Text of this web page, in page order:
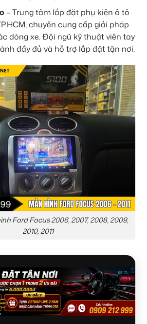
– Trung tâm lắp đặt phụ kiện ô tô
chuyên cung cấp giải pháp
dòng xe. Đội ngũ kỹ thuật viên tay
đầy đủ và hỗ trợ lắp đặt tận nơi.
Ford Focus 2006, 2007, 2008, 2009,
2010, 2011